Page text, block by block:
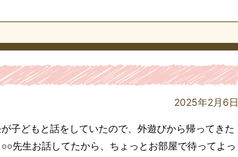
2025年2月6日
子どもと話をしていたので、外遊びから帰ってきた
先生お話してたから、ちょっとお部屋で待ってよっ